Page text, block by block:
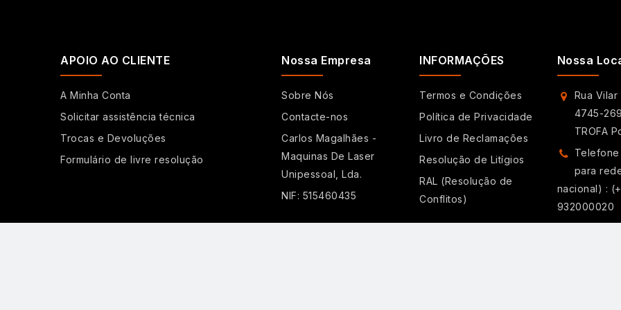
APOIO AO CLIENTE
A Minha Conta
Solicitar assistência técnica
Trocas e Devoluções
Formulário de livre resolução
Nossa Empresa
Sobre Nós
Contacte-nos
Carlos Magalhães -
Maquinas De Laser
Unipessoal, Lda.
NIF: 515460435
INFORMAÇÕES
Termos e Condições
Política de Privacidade
Livro de Reclamações
Resolução de Litígios
RAL (Resolução de
Conflitos)
Nossa
Rua Vilar
4745-
TROFA
Telefone
para
nacional) :
932000020